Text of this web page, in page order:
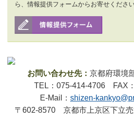
ら、情報提供フォームからお寄せください
お問い合わせ先： 京都府環境
TEL：075-414-4706 FAX
E-Mail： shizen-
〒602-8570 京都市上京区下立